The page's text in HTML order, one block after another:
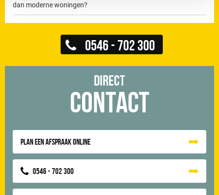
dan moderne woningen?
0546 - 702 300
Direct
Contact
Plan een afspraak online
0546 - 702 300